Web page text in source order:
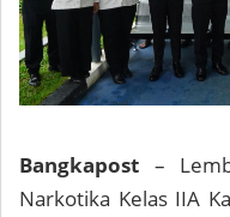
Bangkapost –
Narkotika Kelas IIA